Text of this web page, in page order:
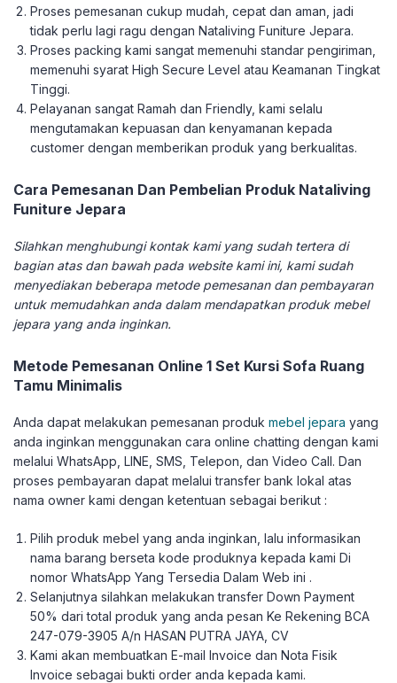
Proses pemesanan cukup mudah, cepat dan aman, jadi
tidak perlu lagi ragu dengan Nataliving Funiture Jepara.
Proses packing kami sangat memenuhi standar pengiriman,
memenuhi syarat High Secure Level atau Keamanan Tingkat
Tinggi.
Pelayanan sangat Ramah dan Friendly, kami selalu
mengutamakan kepuasan dan kenyamanan kepada
customer dengan memberikan produk yang berkualitas.
Cara Pemesanan Dan Pembelian Produk Nataliving
Funiture Jepara
Silahkan menghubungi kontak kami yang sudah tertera di
bagian atas dan bawah pada website kami ini, kami sudah
menyediakan beberapa metode pemesanan dan pembayaran
untuk memudahkan anda dalam mendapatkan produk mebel
jepara yang anda inginkan.
Metode Pemesanan Online 1 Set Kursi Sofa Ruang
Tamu Minimalis
Anda dapat melakukan pemesanan produk mebel jepara yang
anda inginkan menggunakan cara online chatting dengan kami
melalui WhatsApp, LINE, SMS, Telepon, dan Video Call. Dan
proses pembayaran dapat melalui transfer bank lokal atas
nama owner kami dengan ketentuan sebagai berikut :
Pilih produk mebel yang anda inginkan, lalu informasikan
nama barang berseta kode produknya kepada kami Di
nomor WhatsApp Yang Tersedia Dalam Web ini .
Selanjutnya silahkan melakukan transfer Down Payment
50% dari total produk yang anda pesan Ke Rekening BCA
247-079-3905 A/n HASAN PUTRA JAYA, CV
Kami akan membuatkan E-mail Invoice dan Nota Fisik
Invoice sebagai bukti order anda kepada kami.